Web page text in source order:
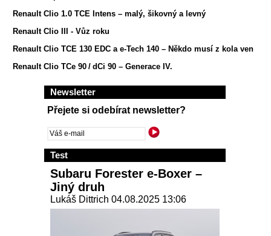
Renault Clio 1.0 TCE Intens – malý, šikovný a levný
Renault Clio III - Vůz roku
Renault Clio TCE 130 EDC a e-Tech 140 – Někdo musí z kola ven
Renault Clio TCe 90 / dCi 90 – Generace IV.
Newsletter
Přejete si odebírat newsletter?
Test
Subaru Forester e-Boxer –
Jiný druh
Lukáš Dittrich 04.08.2025 13:06